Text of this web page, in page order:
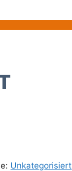
Unkategorisiert